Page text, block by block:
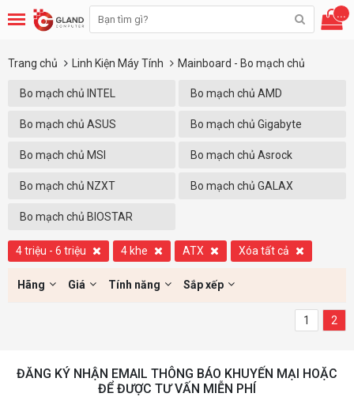
...
Trang chủ Linh Kiện Máy Tính Mainboard - Bo mạch chủ
Bo mạch chủ INTEL Bo mạch chủ AMD
Bo mạch chủ ASUS Bo mạch chủ Gigabyte
Bo mạch chủ MSI Bo mạch chủ Asrock
Bo mạch chủ NZXT Bo mạch chủ GALAX
Bo mạch chủ BIOSTAR
4 triệu - 6 triệu 4 khe ATX Xóa tất cả
Hãng Giá Tính năng Sắp xếp
1 2
ĐĂNG KÝ NHẬN EMAIL THÔNG BÁO KHUYẾN MẠI HOẶC
ĐỂ ĐƯỢC TƯ VẤN MIỄN PHÍ